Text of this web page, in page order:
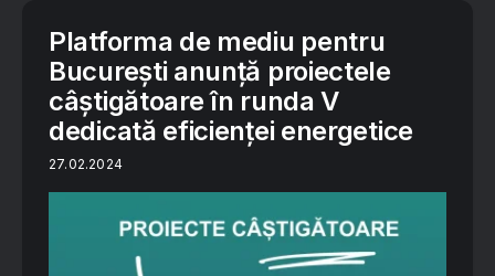
Platforma de mediu pentru
București anunță proiectele
câștigătoare în runda V
dedicată eficienței energetice
27.02.2024